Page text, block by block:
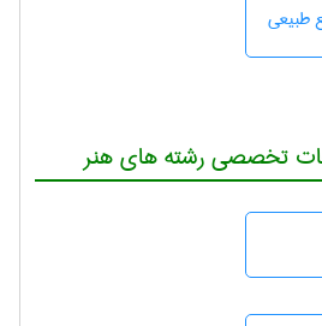
طبيعی
تخصصی رشته های هنر